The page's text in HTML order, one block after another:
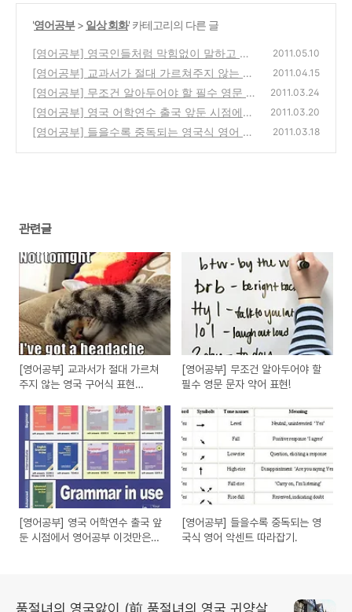
'영어공부> 일상 회화' 카테고리의 다른 글
[영어공부] 영국인들처럼 막힘없이 말하고 싶
을 때 사용하면 좋은 표현들
(8)
2011.05.10
[영어공부] 교과서가 절대 가르쳐주지 않는 영
국 구어식 표현 "Have got"
(18)
2011.04.15
[영어공부] 무조건 알아두어야 할 필수 영문 문
자 약어 표현!
(1)
2011.03.24
[영어공부] 영국 어학연수 출국 앞둔 시점에서
영어공부 이것만은 하자.
(4)
2011.03.20
[영어공부] 들을수록 중독되는 영국식 영어 악
2011.03.18
관련글
[영어공부] 교과서가 절대 가르쳐
주지 않는 영국 구어식 표현
[영어공부] 무조건 알아두어야 할
필수 영문 문자 약어 표현!
[영어공부] 영국 어학연수 출국 앞
둔 시점에서 영어공부 이것만은
[영어공부] 들을수록 중독되는 영
국식 영어 악센트 따라잡기.